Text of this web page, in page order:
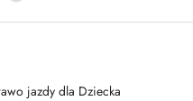
jazdy dla Dziecka